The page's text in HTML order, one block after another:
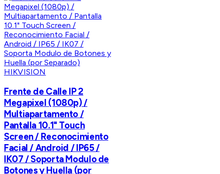
HIKVISION
Frente de Calle IP 2
Megapixel (1080p) /
Multiapartamento /
Pantalla 10.1" Touch
Screen / Reconocimiento
Facial / Android / IP65 /
IK07 / Soporta Modulo de
Botones y Huella (por